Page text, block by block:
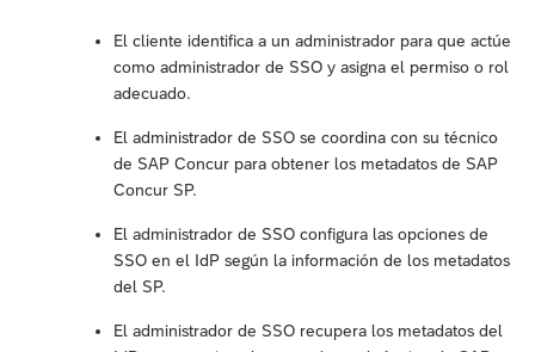
El cliente identifica a un administrador para que actúe
como administrador de SSO y asigna el permiso o rol
adecuado.
El administrador de SSO se coordina con su técnico
de SAP Concur para obtener los metadatos de SAP
Concur SP.
El administrador de SSO configura las opciones de
SSO en el IdP según la información de los metadatos
del SP.
El administrador de SSO recupera los metadatos del